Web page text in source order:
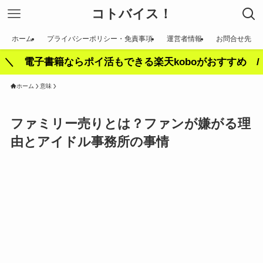
コトバイス！
ホーム プライバシーポリシー・免責事項 運営者情報 お問合せ先
＼ 電子書籍ならポイ活もできる楽天koboがおすすめ /
ホーム 意味
ファミリー売りとは？ファンが嫌がる理
由とアイドル事務所の事情